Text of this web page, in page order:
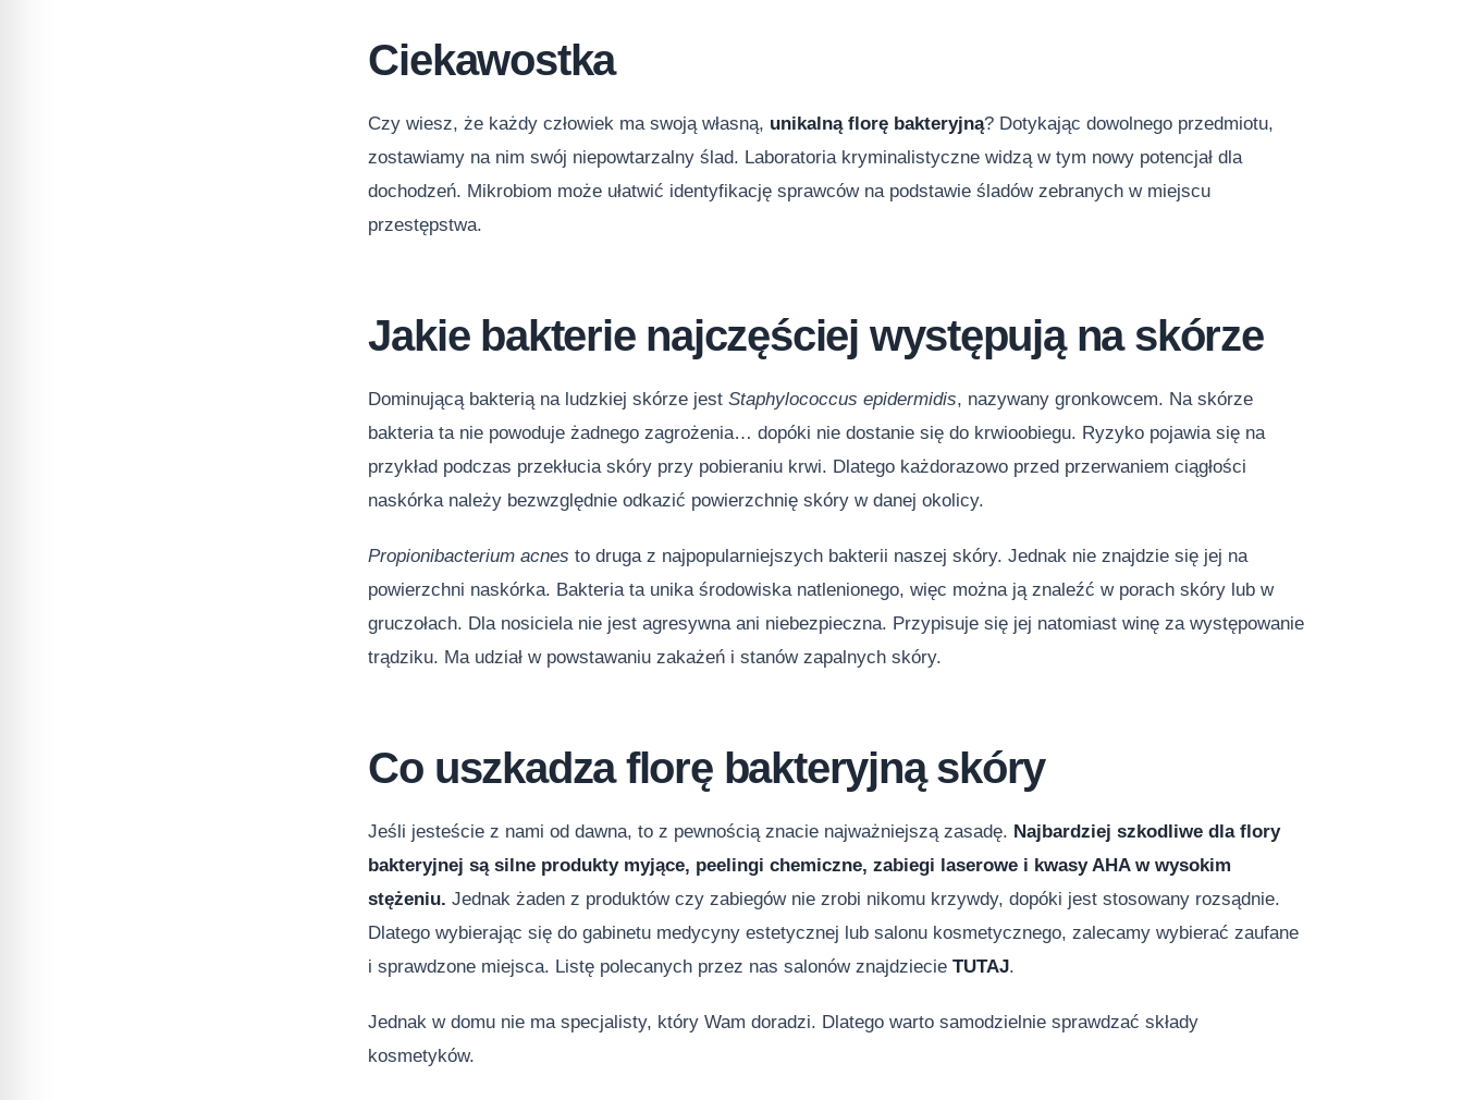
Ciekawostka
Czy wiesz, że każdy człowiek ma swoją własną, unikalną florę bakteryjną? Dotykając dowolnego przedmiotu,
zostawiamy na nim swój niepowtarzalny ślad. Laboratoria kryminalistyczne widzą w tym nowy potencjał dla
dochodzeń. Mikrobiom może ułatwić identyfikację sprawców na podstawie śladów zebranych w miejscu
przestępstwa.
Jakie bakterie najczęściej występują na skórze
Dominującą bakterią na ludzkiej skórze jestStaphylococcus epidermidis, nazywany gronkowcem. Na skórze
bakteria ta nie powoduje żadnego zagrożenia… dopóki nie dostanie się do krwioobiegu. Ryzyko pojawia się na
przykład podczas przekłucia skóry przy pobieraniu krwi. Dlatego każdorazowo przed przerwaniem ciągłości
naskórka należy bezwzględnie odkazić powierzchnię skóry w danej okolicy.
Propionibacterium acnes to druga z najpopularniejszych bakterii naszej skóry. Jednak nie znajdzie się jej na
powierzchni naskórka. Bakteria ta unika środowiska natlenionego, więc można ją znaleźć w porach skóry lub w
gruczołach. Dla nosiciela nie jest agresywna ani niebezpieczna. Przypisuje się jej natomiast winę za występowanie
trądziku. Ma udział w powstawaniu zakażeń i stanów zapalnych skóry.
Co uszkadza florę bakteryjną skóry
Jeśli jesteście z nami od dawna, to z pewnością znacie najważniejszą zasadę. Najbardziej szkodliwe dla flory
bakteryjnej są silne produkty myjące, peelingi chemiczne, zabiegi laserowe i kwasy AHA w wysokim
stężeniu. Jednak żaden z produktów czy zabiegów nie zrobi nikomu krzywdy, dopóki jest stosowany rozsądnie.
Dlatego wybierając się do gabinetu medycyny estetycznej lub salonu kosmetycznego, zalecamy wybierać zaufane
i sprawdzone miejsca. Listę polecanych przez nas salonów znajdziecieTUTAJ.
Jednak w domu nie ma specjalisty, który Wam doradzi. Dlatego warto samodzielnie sprawdzać składy
kosmetyków.